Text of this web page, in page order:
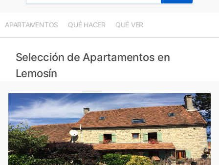
APARTAMENTOS QUÉ HACER QUÉ VER
Selección de Apartamentos en
Lemosín